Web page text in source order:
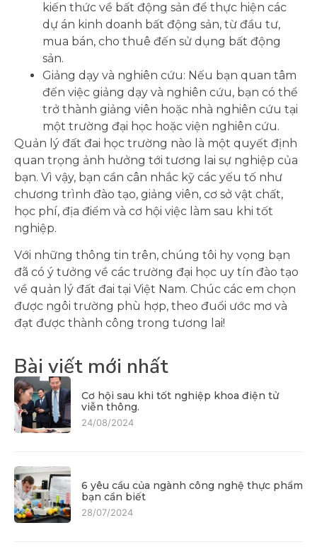
kiến ​​thức về bất động sản để thực hiện các
dự án kinh doanh bất động sản, từ đầu tư,
mua bán, cho thuê đến sử dụng bất động
sản.
Giảng dạy và nghiên cứu: Nếu bạn quan tâm
đến việc giảng dạy và nghiên cứu, bạn có thể
trở thành giảng viên hoặc nhà nghiên cứu tại
một trường đại học hoặc viện nghiên cứu.
Quản lý đất đai học trường nào là một quyết định
quan trọng ảnh hưởng tới tương lai sự nghiệp của
bạn. Vì vậy, bạn cần cân nhắc kỹ các yếu tố như
chương trình đào tạo, giảng viên, cơ sở vật chất,
học phí, địa điểm và cơ hội việc làm sau khi tốt
nghiệp.
Với những thông tin trên, chúng tôi hy vọng bạn
đã có ý tưởng về các trường đại học uy tín đào tạo
về quản lý đất đai tại Việt Nam. Chúc các em chọn
được ngôi trường phù hợp, theo đuổi ước mơ và
đạt được thành công trong tương lai!
Bài viết mới nhất
Cơ hội sau khi tốt nghiệp khoa điện tử
viễn thông.
24/08/2024
6 yêu cầu của ngành công nghệ thực phẩm
bạn cần biết
28/07/2024